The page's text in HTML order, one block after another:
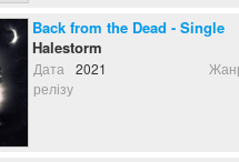
Back from the Dead - Single
Halestorm
Дата
релізу
2021